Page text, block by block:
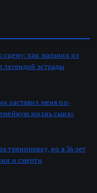
как мальчик из
легендой эстрады
заставил меня по-
жизнь сына»
тренировку, но в 36 лет
и смерти